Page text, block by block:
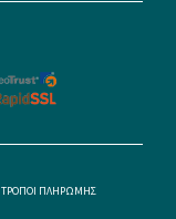
ΤΡΟΠΟΙ ΠΛΗΡΩΜΗΣ